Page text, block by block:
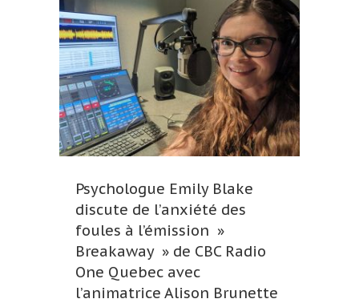
Psychologue Emily Blake
discute de l’anxiété des
foules à l’émission »
Breakaway » de CBC Radio
One Quebec avec
l’animatrice Alison Brunette